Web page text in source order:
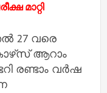
മാറ്റി
27 വരെ
ആറാം
രണ്ടാം വർഷ